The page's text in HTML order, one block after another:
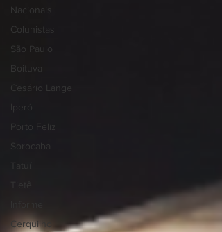
Nacionais
Colunistas
São Paulo
Boituva
Cesário Lange
Iperó
Porto Feliz
Sorocaba
Cerquilho